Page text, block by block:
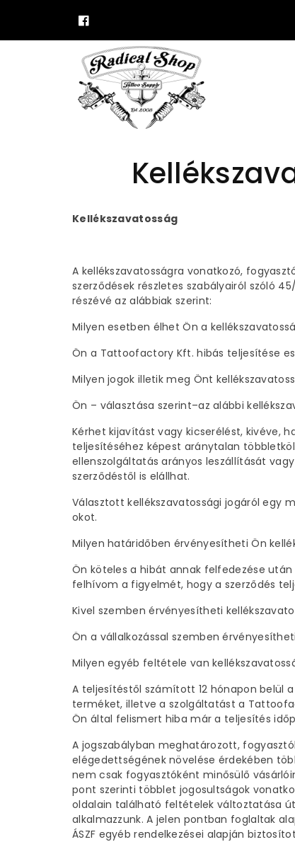
o
Facebook
Kellékszavatosság
A kellékszavatosságra vonatkozó,
szerződések részletes szabályairól szóló
részévé az alábbiak szerint:
Milyen esetben élhet Ön a
Ön a Tattoofactory Kft. hibás teljesítése
Milyen jogok illetik meg Önt
Ön – választása szerint–az alábbi
Kérhet kijavítást vagy kicserélést, kivéve,
teljesítéséhez képest aránytalan
ellenszolgáltatás arányos leszállítását
szerződéstől is elállhat.
Választott kellékszavatossági jogáról egy
okot.
Milyen határidőben érvényesítheti Ön
Ön köteles a hibát annak felfedezése
felhívom a figyelmét, hogy a szerződés
Kivel szemben érvényesítheti
Ön a vállalkozással szemben
Milyen egyéb feltétele van
A teljesítéstől számított 12 hónapon belül
terméket, illetve a szolgáltatást a
Ön által felismert hiba már a teljesítés
A jogszabályban meghatározott,
elégedettségének növelése érdekében
nem csak fogyasztóként minősülő
pont szerinti többlet jogosultságok
oldalain található feltételek változtatása
alkalmazzunk. A jelen pontban foglaltak
ÁSZF egyéb rendelkezései alapján